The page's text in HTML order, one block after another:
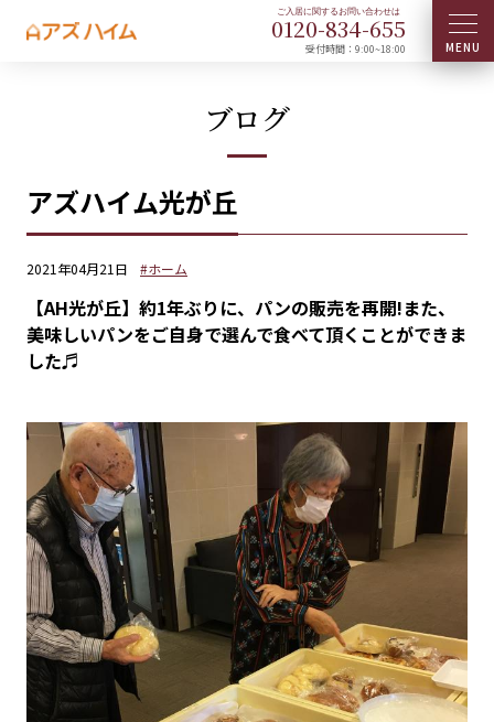
0120-834-655
受付時間：9:00~18:00
ブログ
アズハイム光が丘
2021年04月21日 #ホーム
【AH光が丘】約1年ぶりに、パンの販売を再開!また、
美味しいパンをご自身で選んで食べて頂くことができま
した♬